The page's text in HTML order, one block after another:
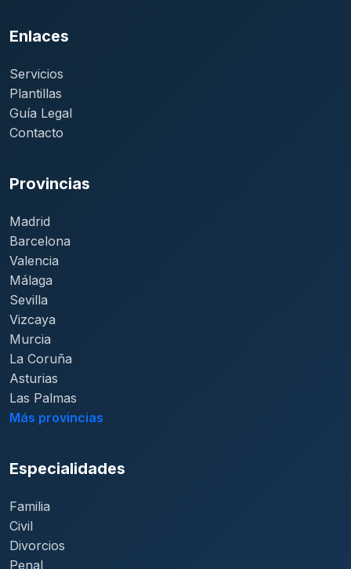
Enlaces
Servicios
Plantillas
Guía Legal
Contacto
Provincias
Madrid
Barcelona
Valencia
Málaga
Sevilla
Vizcaya
Murcia
La Coruña
Asturias
Las Palmas
Más provincias
Especialidades
Familia
Civil
Divorcios
Penal